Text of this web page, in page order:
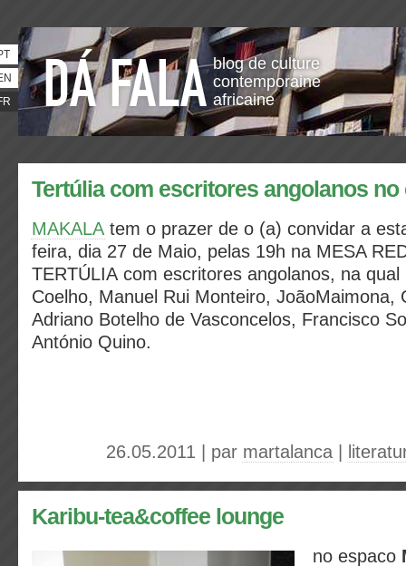
blog de culture
contemporaine
africaine
Tertúlia com escritores angolanos no
MAKALA tem o prazer de o (a) convidar a
feira, dia 27 de Maio, pelas 19h na MESA
TERTÚLIA com escritores angolanos, na
Coelho, Manuel Rui Monteiro, JoãoMaimona,
Adriano Botelho de Vasconcelos, Francisco
António Quino.
26.05.2011 | par martalanca
Karibu-tea&coffee lounge
no espaco